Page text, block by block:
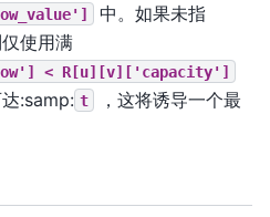
中。如果未指
仅使用满
< R[u][v]['capacity']
:samp: t
，这将诱导一个最